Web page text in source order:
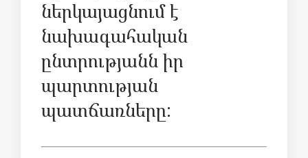
ներկայացնում է
նախագահական
ընտրությանն իր
պարտության
պատճառները: